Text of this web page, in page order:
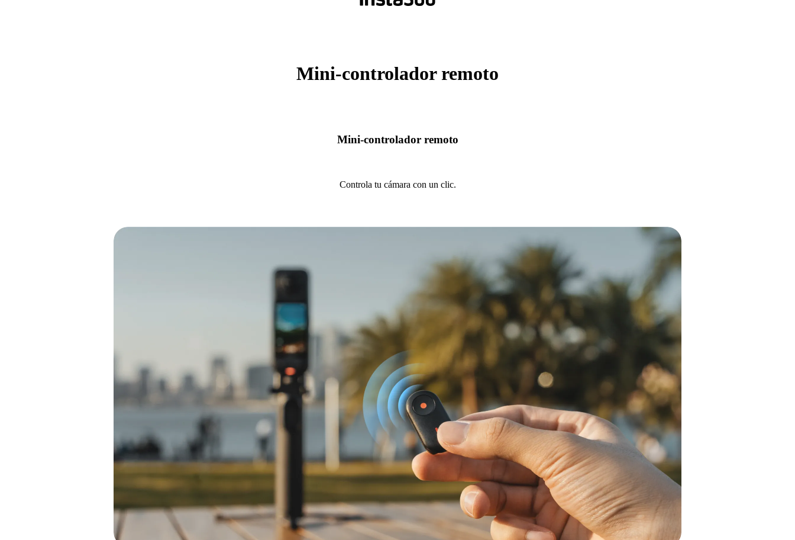
Mini-controlador remoto
Mini-controlador remoto
Controla tu cámara con un clic.